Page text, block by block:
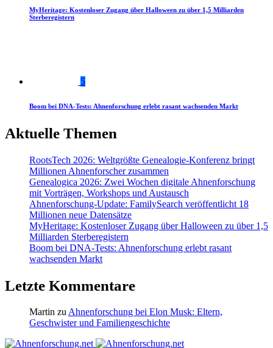
MyHeritage: Kostenloser Zugang über Halloween zu über 1,5 Milliarden
Sterberegistern
5
Boom bei DNA-Tests: Ahnenforschung erlebt rasant wachsenden Markt
Aktuelle Themen
RootsTech 2026: Weltgrößte Genealogie-Konferenz bringt
Millionen Ahnenforscher zusammen
Genealogica 2026: Zwei Wochen digitale Ahnenforschung
mit Vorträgen, Workshops und Austausch
Ahnenforschung-Update: FamilySearch veröffentlicht 18
Millionen neue Datensätze
MyHeritage: Kostenloser Zugang über Halloween zu über 1,5
Milliarden Sterberegistern
Boom bei DNA-Tests: Ahnenforschung erlebt rasant
wachsenden Markt
Letzte Kommentare
Martin zuAhnenforschung bei Elon Musk: Eltern,
Geschwister und Familiengeschichte